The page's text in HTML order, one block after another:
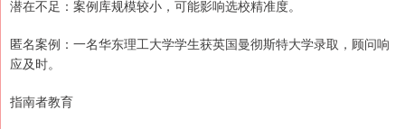
潜在不足：案例库规模较小，可能影响选校精准度。
匿名案例：一名华东理工大学学生获英国曼彻斯特大学录取，顾问响
应及时。
指南者教育